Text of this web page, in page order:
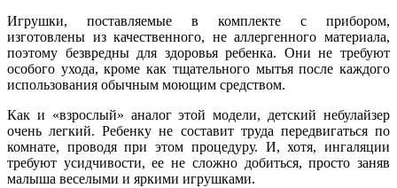
Игрушки, поставляемые в комплекте с прибором,
изготовлены из качественного, не аллергенного материала,
поэтому безвредны для здоровья ребенка. Они не требуют
особого ухода, кроме как тщательного мытья после каждого
использования обычным моющим средством.
Как и «взрослый» аналог этой модели, детский небулайзер
очень легкий. Ребенку не составит труда передвигаться по
комнате, проводя при этом процедуру. И, хотя, ингаляции
требуют усидчивости, ее не сложно добиться, просто заняв
малыша веселыми и яркими игрушками.